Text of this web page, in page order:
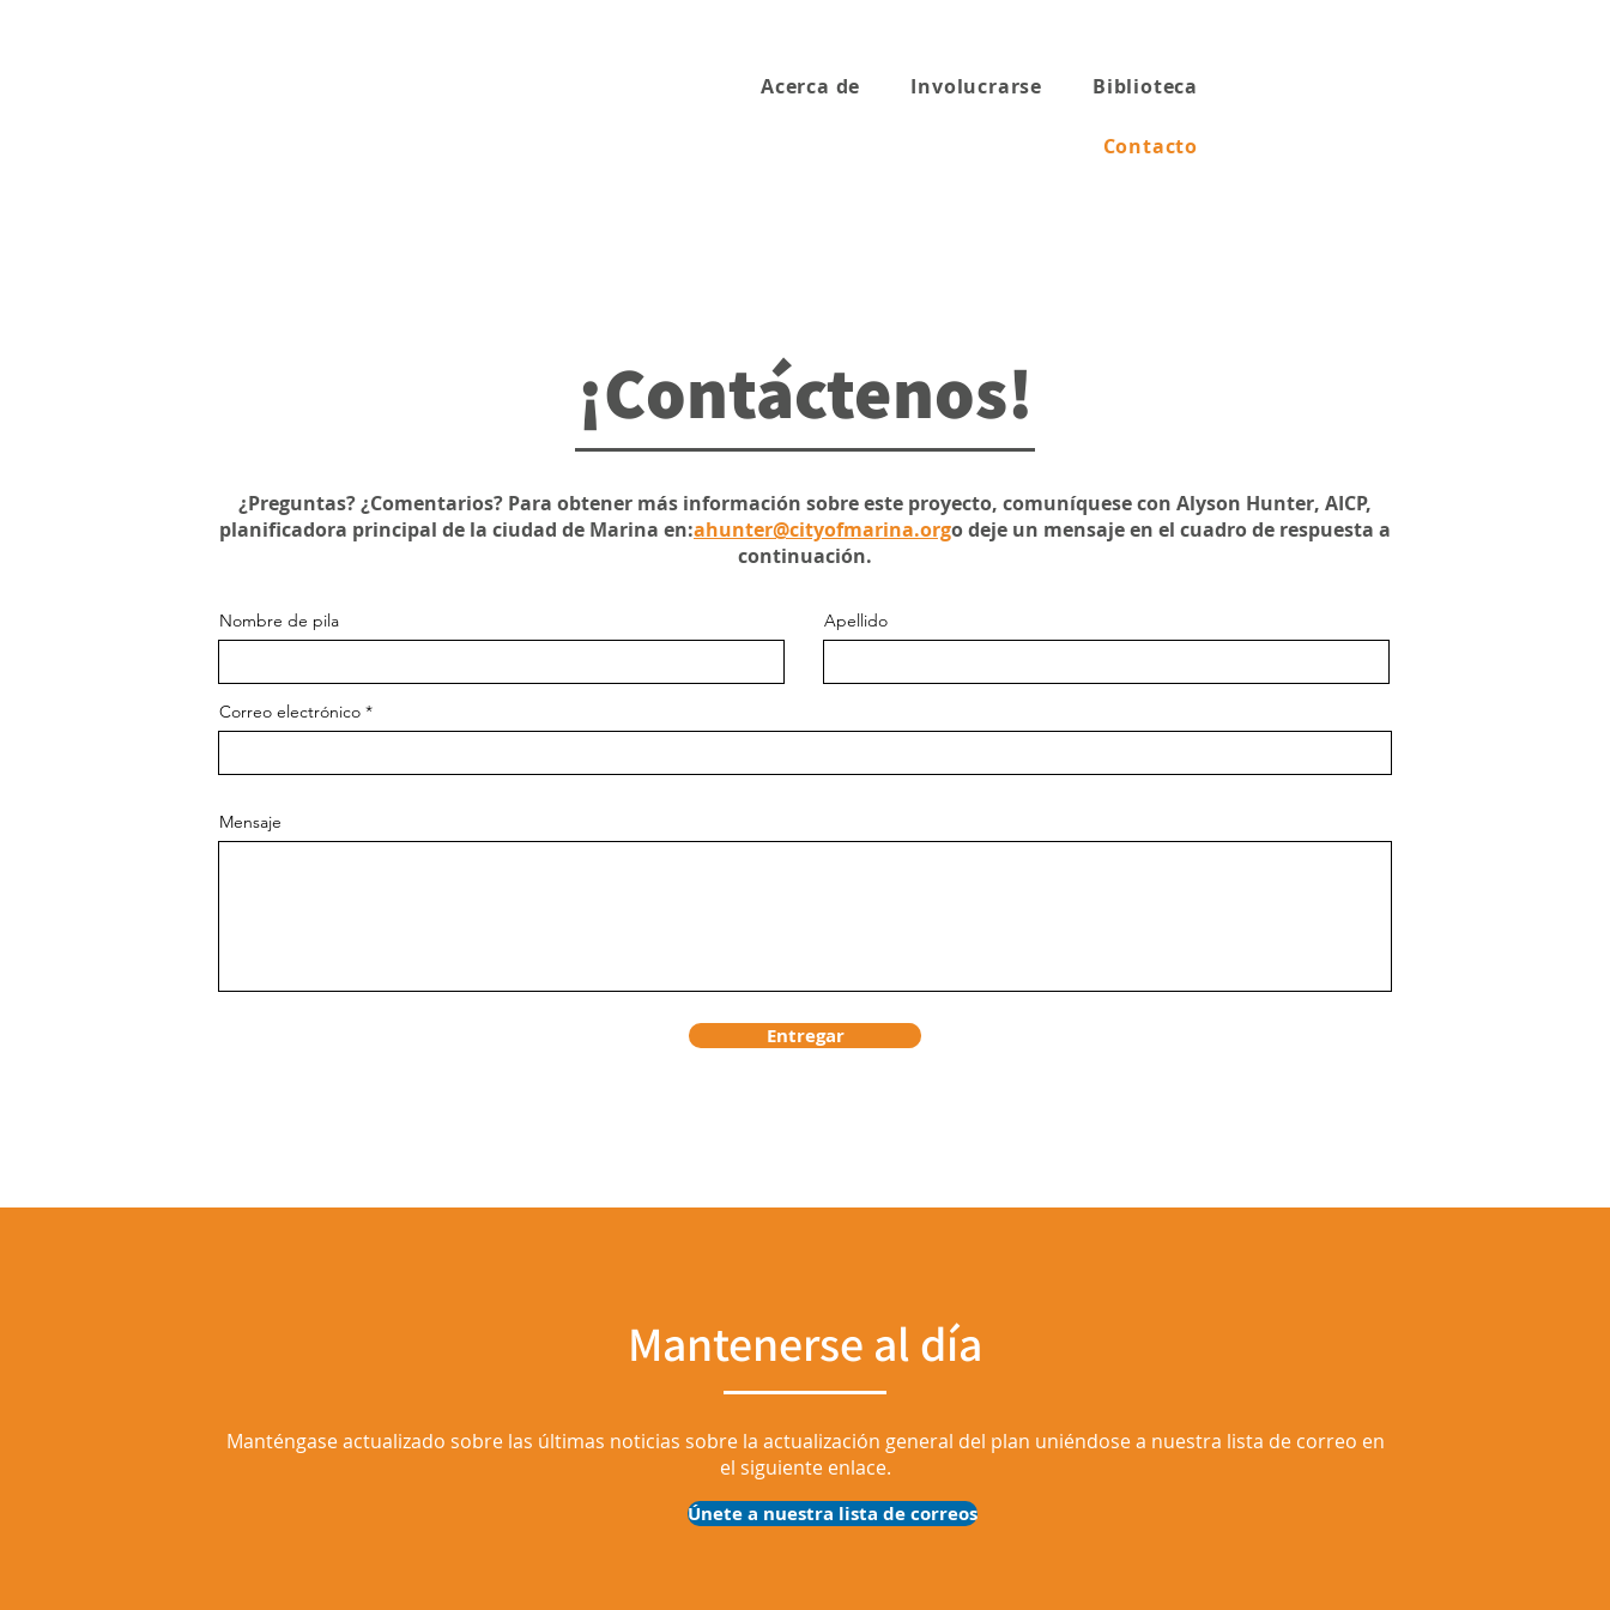
Acerca de Involucrarse Biblioteca
Contacto
¡Contáctenos!
¿Preguntas? ¿Comentarios? Para obtener más información sobre este proyecto, comuníquese con Alyson Hunter, AICP,
planificadora principal de la ciudad de Marina en:ahunter@cityofmarina.orgo deje un mensaje en el cuadro de respuesta a
continuación.
Nombre de pila Apellido
Correo electrónico
Mensaje
Entregar
Mantenerse al día
Manténgase actualizado sobre las últimas noticias sobre la actualización general del plan uniéndose a nuestra lista de correo en
el siguiente enlace.
Únete a nuestra lista de correos